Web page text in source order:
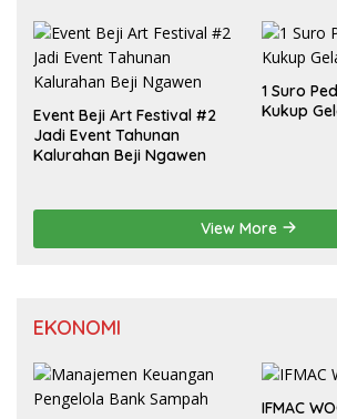
Event Beji Art Festival #2
Jadi Event Tahunan
Kalurahan Beji Ngawen
1 Suro
Kukup
View More
EKONOMI
IFMAC